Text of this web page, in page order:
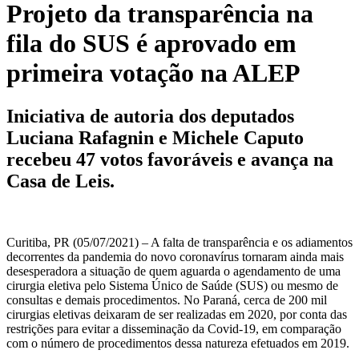
Projeto da transparência na
fila do SUS é aprovado em
primeira votação na ALEP
Iniciativa de autoria dos deputados
Luciana Rafagnin e Michele Caputo
recebeu 47 votos favoráveis e avança na
Casa de Leis.
Curitiba, PR (05/07/2021) – A falta de transparência e os adiamentos
decorrentes da pandemia do novo coronavírus tornaram ainda mais
desesperadora a situação de quem aguarda o agendamento de uma
cirurgia eletiva pelo Sistema Único de Saúde (SUS) ou mesmo de
consultas e demais procedimentos. No Paraná, cerca de 200 mil
cirurgias eletivas deixaram de ser realizadas em 2020, por conta das
restrições para evitar a disseminação da Covid-19, em comparação
com o número de procedimentos dessa natureza efetuados em 2019.